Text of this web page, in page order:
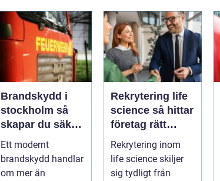
Brandskydd i
stockholm så
skapar du säkra
byggnader på
riktigt
Ett modernt
brandskydd handlar
om mer än
Rekrytering life
science så hittar
företag rätt
kompetens när
kraven är som
högst
Rekrytering inom
life science skiljer
sig tydligt från